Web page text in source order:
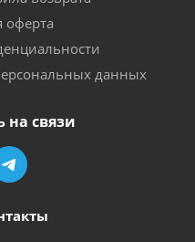
оферта
данных
на связи